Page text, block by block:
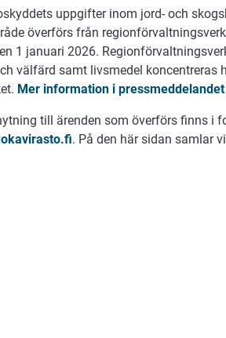
uppgifter inom jord- och
överförs från
1 januari 2026.
välfärd samt livsmedel koncentreras
Mer information i
till ärenden som överförs finns i
. På den här sidan samlar